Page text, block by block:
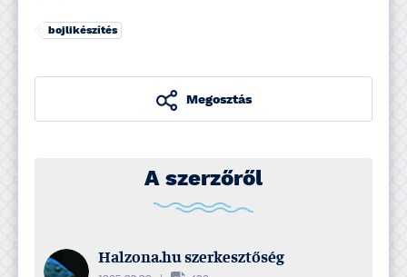
bojlikészí­tés
Megosztás
A szerzőről
Halzona.hu szerkesztőség